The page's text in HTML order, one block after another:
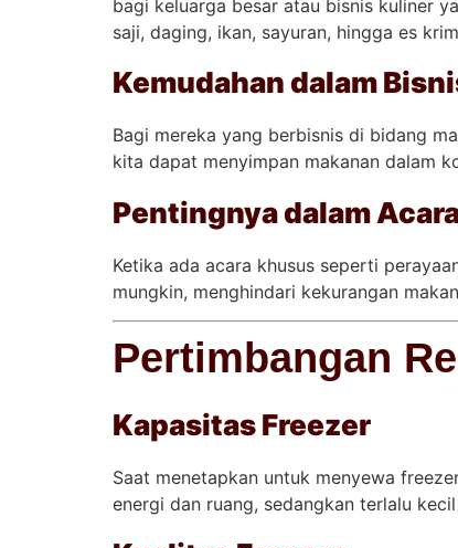
bagi keluarga besar atau bisnis kuliner
saji, daging, ikan, sayuran, hingga es
Kemudahan dalam
Bagi mereka yang berbisnis di bidang
kita dapat menyimpan makanan dalam
Pentingnya dalam
Ketika ada acara khusus seperti
mungkin, menghindari kekurangan
Pertimbangan
Kapasitas Freezer
Saat menetapkan untuk menyewa
energi dan ruang, sedangkan terlalu